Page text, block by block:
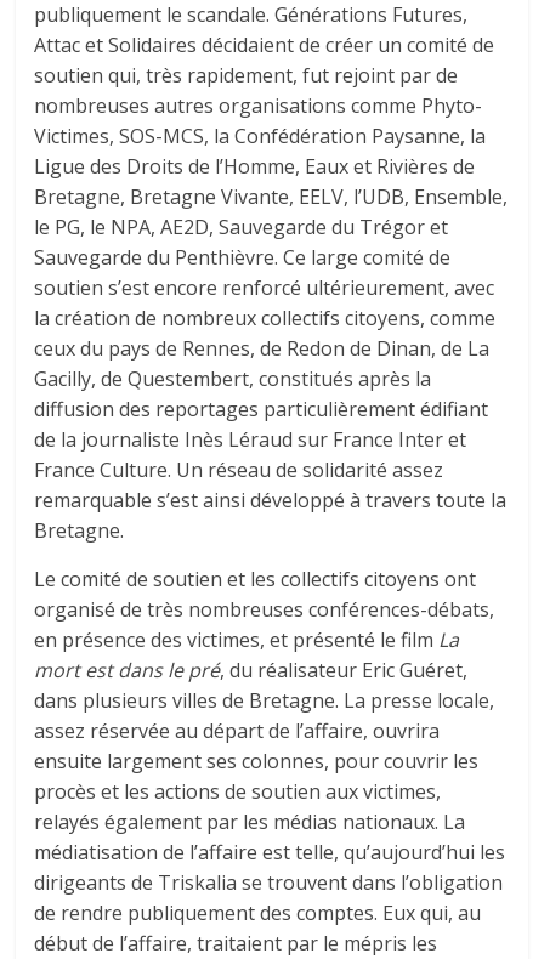
publiquement le scandale. Générations Futures,
Attac et Solidaires décidaient de créer un comité de
soutien qui, très rapidement, fut rejoint par de
nombreuses autres organisations comme Phyto-
Victimes, SOS-MCS, la Confédération Paysanne, la
Ligue des Droits de l’Homme, Eaux et Rivières de
Bretagne, Bretagne Vivante, EELV, l’UDB, Ensemble,
le PG, le NPA, AE2D, Sauvegarde du Trégor et
Sauvegarde du Penthièvre. Ce large comité de
soutien s’est encore renforcé ultérieurement, avec
la création de nombreux collectifs citoyens, comme
ceux du pays de Rennes, de Redon de Dinan, de La
Gacilly, de Questembert, constitués après la
diffusion des reportages particulièrement édifiant
de la journaliste Inès Léraud sur France Inter et
France Culture. Un réseau de solidarité assez
remarquable s’est ainsi développé à travers toute la
Bretagne.
Le comité de soutien et les collectifs citoyens ont
organisé de très nombreuses conférences-débats,
en présence des victimes, et présenté le film La
mort est dans le pré, du réalisateur Eric Guéret,
dans plusieurs villes de Bretagne. La presse locale,
assez réservée au départ de l’affaire, ouvrira
ensuite largement ses colonnes, pour couvrir les
procès et les actions de soutien aux victimes,
relayés également par les médias nationaux. La
médiatisation de l’affaire est telle, qu’aujourd’hui les
dirigeants de Triskalia se trouvent dans l’obligation
de rendre publiquement des comptes. Eux qui, au
début de l’affaire, traitaient par le mépris les